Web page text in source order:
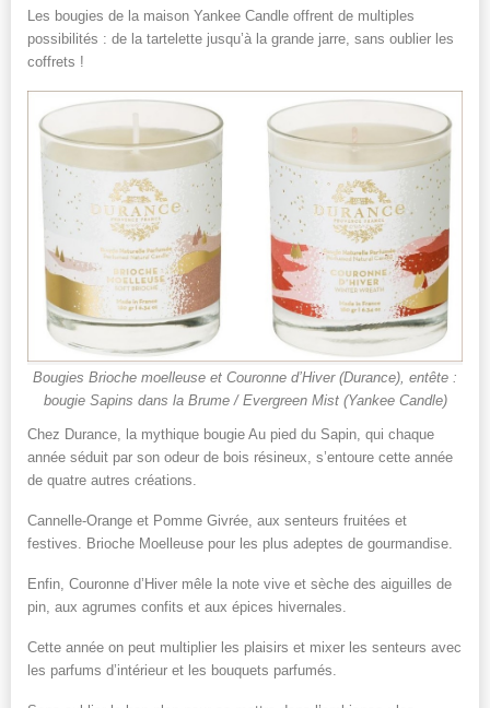
Les bougies de la maison Yankee Candle offrent de multiples
possibilités : de la tartelette jusqu’à la grande jarre, sans oublier les
coffrets !
Bougies Brioche moelleuse et Couronne d’Hiver (Durance), entête :
bougie Sapins dans la Brume / Evergreen Mist (Yankee Candle)
Chez Durance, la mythique bougie Au pied du Sapin, qui chaque
année séduit par son odeur de bois résineux, s’entoure cette année
de quatre autres créations.
Cannelle-Orange et Pomme Givrée, aux senteurs fruitées et
festives. Brioche Moelleuse pour les plus adeptes de gourmandise.
Enfin, Couronne d’Hiver mêle la note vive et sèche des aiguilles de
pin, aux agrumes confits et aux épices hivernales.
Cette année on peut multiplier les plaisirs et mixer les senteurs avec
les parfums d’intérieur et les bouquets parfumés.